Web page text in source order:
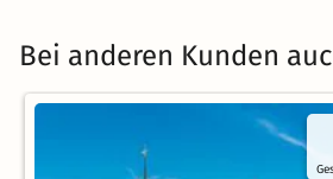
Bei anderen Kunden